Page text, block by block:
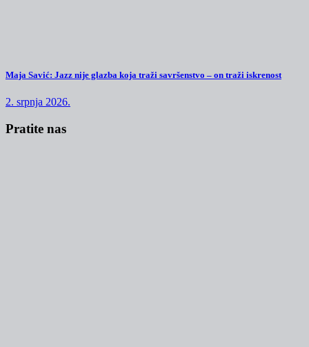
Maja Savić: Jazz nije glazba koja traži savršenstvo – on traži iskrenost
2. srpnja 2026.
Pratite nas